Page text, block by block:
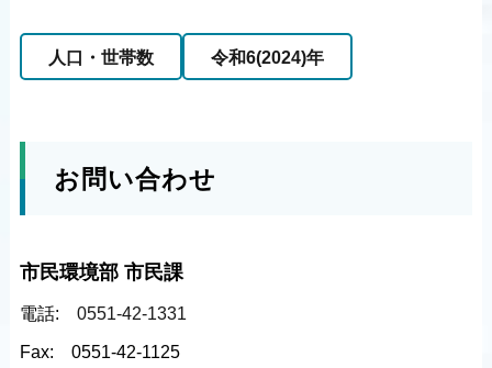
人口・世帯数 令和6(2024)年
お問い合わせ
市民環境部 市民課
電話: 0551-42-1331
Fax: 0551-42-1125